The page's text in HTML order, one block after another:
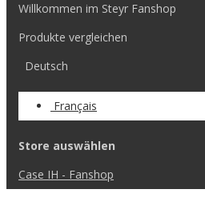
Willkommen im Steyr Fanshop
Produkte vergleichen
Deutsch
Français
Store auswählen
Case IH - Fanshop